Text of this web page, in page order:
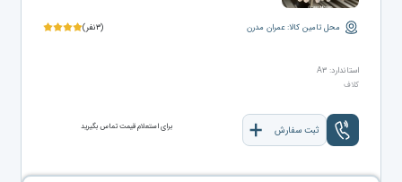
محل تامین کالا: عمران مدرن (۳نفر)
استاندارد: A۳
کلاف
ثبت سفارش برای استعلام قیمت تماس بگیرید